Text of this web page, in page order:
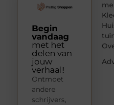
Begin
vandaag
met het
delen van
jouw
verhaal!
Ontmoet
andere
schrijvers,